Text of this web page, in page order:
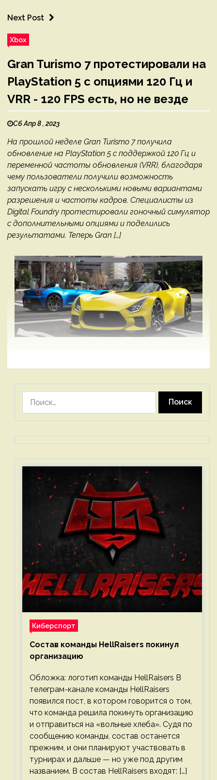
Next Post
Xbox
Gran Turismo 7 протестировали на
PlayStation 5 с опциями 120 Гц и
VRR - 120 FPS есть, но не везде
Сб Апр 8 , 2023
На прошлой неделе Gran Turismo 7 получила
обновление на PlayStation 5 с поддержкой 120 Гц и
переменной частоты обновления (VRR), благодаря
чему пользователи получили возможность
запускать игру с несколькими новыми вариантами
разрешения и частоты кадров. Специалисты из
Digital Foundry протестировали гоночный симулятор
с дополнительными опциями и поделились
результатами. Теперь Gran […]
Киберспорт
Состав команды HellRaisers покинул
организацию
Обложка: логотип команды HellRaisers В
телеграм-канале команды HellRaisers
появился пост, в котором говорится о том,
что команда решила покинуть организацию
и отправиться на «вольные хлеба». Судя по
сообщению команды, состав останется
прежним, и они планируют участвовать в
турнирах и дальше — но уже под другим
названием. В состав HellRaisers входят: […]